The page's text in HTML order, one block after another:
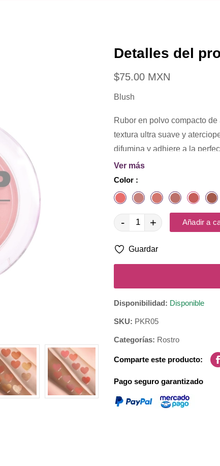
Detalles del
$75.00 MXN
Blush
Rubor en polvo compacto
textura ultra suave y
difumina y adhiere a la
diferentes.
Ver más
Color :
- + Añadir a
Guardar
Disponibilidad: Disponible
SKU: PKR05
Categorías: Rostro
Comparte este producto:
Pago seguro garantizado